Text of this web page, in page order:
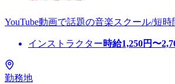
YouTube動画で話題の音楽スクール/短
インストラクター時給1,250円〜
勤務地